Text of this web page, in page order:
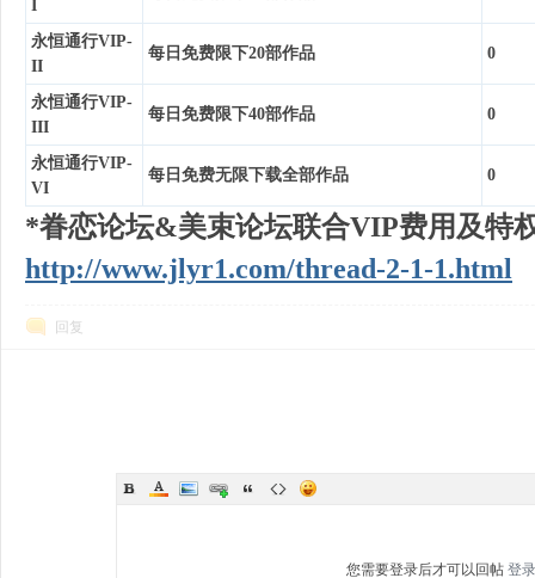
I
永恒通行VIP-
II
每日免费限下20部作品 0
永恒通行VIP-
III
每日免费限下40部作品 0
永恒通行VIP-
VI
每日免费无限下载全部作品 0
*眷恋论坛&美束论坛联合VIP费用及特
http://www.jlyr1.com/thread-2-1-1.html
回复
您需要登录后才可以回帖 登录